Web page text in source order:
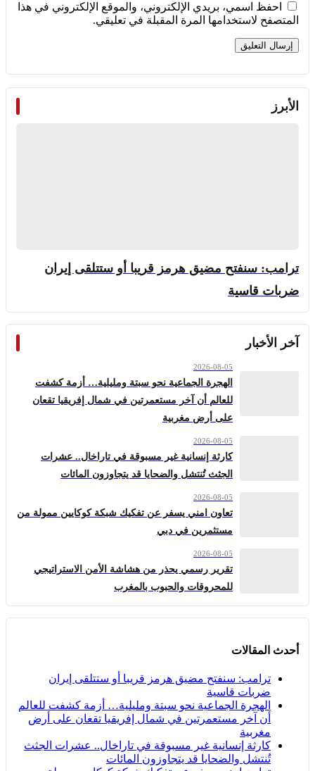
احفظ اسمي، بريدي الإلكتروني، والموقع الإلكتروني في هذا
المتصفح لاستخدامها المرة المقبلة في تعليقي.
الأبرز
ترامب: سنفتح مضيق هرمز قريبا أو ستتلقى إيران
ضربات قاسية
آخر الأخبار
2026-08-05
الهجرة الجماعية نحو سبتة ومليلية… أزمة كشفت
للعالم أن آخر مستعمرتين في شمال إفريقيا تقعان
على أرض مغربية
2026-08-05
كارثة إنسانية غير مسبوقة في تاراخال.. عشرات
الجثث تُنتشل والضحايا قد يتجاوزون المائات
2026-08-05
تعاون امني يسفر عن تفكيك شبكة كوكايين ممولة من
مستثمرين في دبي
2026-08-05
تقرير رسمي يحذر من هشاشة الأمن الاستراتيجي
للمحروقات والحبوب بالمغرب
أحدث المقالات
ترامب: سنفتح مضيق هرمز قريبا أو ستتلقى إيران
ضربات قاسية
الهجرة الجماعية نحو سبتة ومليلية… أزمة كشفت للعالم
أن آخر مستعمرتين في شمال إفريقيا تقعان على أرض
مغربية
كارثة إنسانية غير مسبوقة في تاراخال.. عشرات الجثث
تُنتشل والضحايا قد يتجاوزون المائات